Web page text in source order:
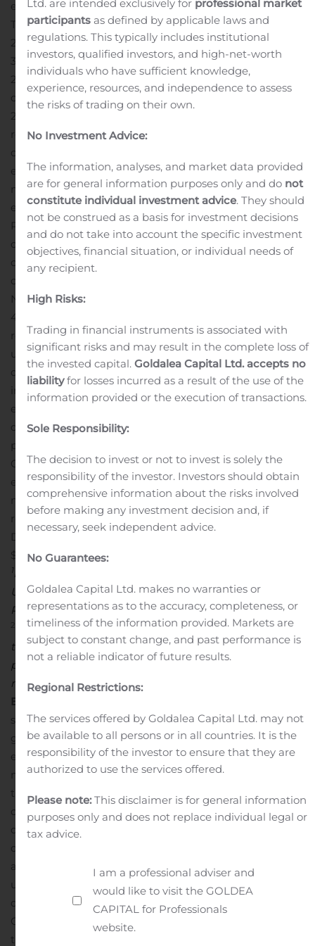
en Honorarios por Administración de Hoteles de
Terceros; que sobrecompensaron la disminución de
2.4% en Ingresos por Habitaciones.La UAFIDA1en el
3T19 alcanzó los Ps. 139.5 millones, una disminución de
2.9% comparado con el 3T18, derivada de mayores
costos y gastos. El margen UAFIDA del 3T19 fue de
27.5%, comparado con el 30.3% en el 3T18.
registró una Pérdida Neta de Ps. 29.2 millones,
comparado con la Utilidad Neta de Ps. 123.1 millones en
el 3T18. Esta variación se atribuye al resultado cambiario
negativo registrado en el trimestre.El flujo neto de
efectivo de actividades de operación para el 3T19 fue de
Ps. 148.5 millones, una disminución de 7.7% comparado
con los Ps. 160.9 millones contabilizados en el 3T18; a
consecuencia de la evolución menos favorable del
capital de trabajo durante el periodo.
Neta/UAFIDA (últimos 12 meses) presentó una razón de
4.0x al cierre del 3T19. El flujo de operación en dólares
representó el 91.1% del flujo total, lo cual permite tener
una cobertura natural de la deuda financiera en
dólares.El número de habitaciones totales en operación
incrementó 8.2%, al pasar de 5,896 en el 3T18 a 6,380 en
el 3T19.
disminuyó 6.3% respecto al 3T18, derivado
principalmente de una caída de 8.4% en el ADR.
Compañía anuncia su guía actualizada de resultados
estimados para el año 2019: Ingresos 2019e – Ps. 2,200
millones; UAFIDA 2019e – Ps. 645 millones. Esta guía de
resultados se preparó con base en un tipo de cambio
Dólar/Peso promedio de
$19.00. ___________________________________
1La UAFIDA se determina mediante la suma de la
Utilidad de Operación, la Depreciación y los Gastos No
Recurrentes.
2
RevPAR o Ingreso por habitación disponible, y ADR o
tarifa promedio diaria, por sus siglas en inglés, Revenue
per Available Room y Average Daily Rate,
respectivamente.Comentario del Vicepresidente
Ejecutivo
sido un año retador para el sector turístico mexicano en
general, incuidos nosotros. Los resultados trimestrales
estuvieron por debajo de nuestras expectativas debido a
múltiples factores externos. En México, la actividad
turística tanto en destinos vacionales y urbanos
continuó presentando un menor dinamismo. En los
destinos de playa, el principal factor adverso fue la
desaceleración del turismo internacional que comenzó
a fines del año anterior, debido al efecto combinado de
una mayor percepción de inseguridad en ciertos
destinos, y la llegada masiva de sargazo a las playas de
Cancún y de la Riviera Maya. Sin embargo los centros
turisticos de la zona pacifico, como Puerto Vallarta y Los
Ltd. are intended exclusively for professional market
participants as defined by applicable laws and
regulations. This typically includes institutional
investors, qualified investors, and high-net-worth
individuals who have sufficient knowledge,
experience, resources, and independence to assess
the risks of trading on their own.
No Investment Advice:
The information, analyses, and market data provided
are for general information purposes only and do not
constitute individual investment advice. They should
not be construed as a basis for investment decisions
and do not take into account the specific investment
objectives, financial situation, or individual needs of
any recipient.
High Risks:
Trading in financial instruments is associated with
significant risks and may result in the complete loss of
the invested capital.Goldalea Capital Ltd. accepts no
liabilityfor losses incurred as a result of the use of the
information provided or the execution of transactions.
Sole Responsibility:
The decision to invest or not to invest is solely the
responsibility of the investor. Investors should obtain
comprehensive information about the risks involved
before making any investment decision and, if
necessary, seek independent advice.
No Guarantees:
Goldalea Capital Ltd. makes no warranties or
representations as to the accuracy, completeness, or
timeliness of the information provided. Markets are
subject to constant change, and past performance is
not a reliable indicator of future results.
Regional Restrictions:
The services offered by Goldalea Capital Ltd. may not
be available to all persons or in all countries. It is the
responsibility of the investor to ensure that they are
authorized to use the services offered.
Please note:This disclaimer is for general information
purposes only and does not replace individual legal or
tax advice.
I am a professional adviser and
would like to visit the GOLDEA
CAPITAL for Professionals
website.